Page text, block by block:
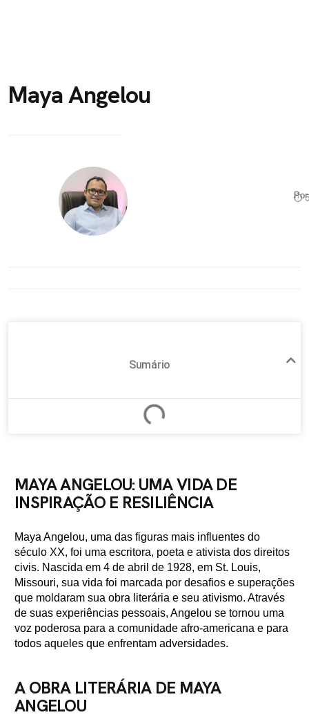
Maya Angelou
⏱
Sumário
MAYA ANGELOU: UMA VIDA DE
INSPIRAÇÃO E RESILIÊNCIA
Maya Angelou, uma das figuras mais influentes do
século XX, foi uma escritora, poeta e ativista dos direitos
civis. Nascida em 4 de abril de 1928, em St. Louis,
Missouri, sua vida foi marcada por desafios e superações
que moldaram sua obra literária e seu ativismo. Através
de suas experiências pessoais, Angelou se tornou uma
voz poderosa para a comunidade afro-americana e para
todos aqueles que enfrentam adversidades.
A OBRA LITERÁRIA DE MAYA
ANGELOU